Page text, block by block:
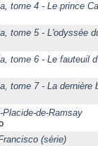
tome 4 - Le prince
tome 5 - L'odyssée
tome 6 - Le fauteuil
tome 7 - La dernière
de-Ramsay
(série)